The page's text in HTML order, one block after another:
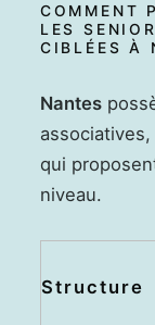
COMMENT
LES
CIBLÉES À
Nantes
qui
niveau.
Structure